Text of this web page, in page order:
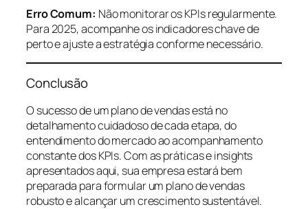
Erro Comum: Não monitorar os KPIs regularmente.
Para 2025, acompanhe os indicadores chave de
perto e ajuste a estratégia conforme necessário.
Conclusão
O sucesso de um plano de vendas está no
detalhamento cuidadoso de cada etapa, do
entendimento do mercado ao acompanhamento
constante dos KPIs. Com as práticas e insights
apresentados aqui, sua empresa estará bem
preparada para formular um plano de vendas
robusto e alcançar um crescimento sustentável.